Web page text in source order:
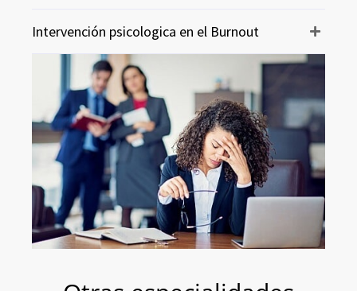
Intervención psicologica en el Burnout